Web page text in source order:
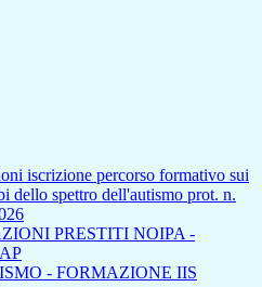
iscrizione percorso formativo sui
dello spettro dell'autismo prot. n.
PRESTITI NOIPA -
- FORMAZIONE IIS